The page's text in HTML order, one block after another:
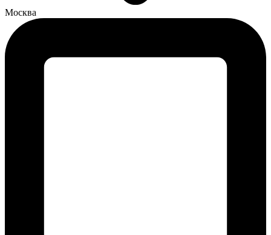
Москва